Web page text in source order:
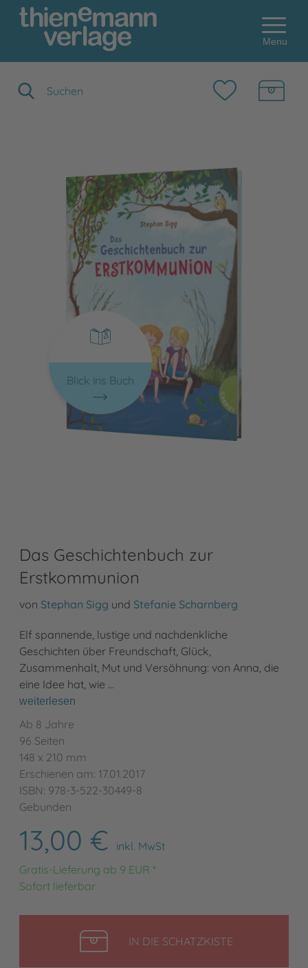
Menu
Blick ins Buch
Das Geschichtenbuch zur
Erstkommunion
von Stephan Sigg und Stefanie Scharnberg
Elf spannende, lustige und nachdenkliche
Geschichten über Freundschaft, Glück,
Zusammenhalt, Mut und Versöhnung: von Anna, die
eine Idee hat, wie …
weiterlesen
Ab 8 Jahre
96 Seiten
148 x 210 mm
Erschienen am: 17.01.2017
ISBN: 978-3-522-30449-8
Gebunden
13,00 €
inkl. MwSt
Gratis-Lieferung ab 9 EUR *
Sofort lieferbar
IN DIE SCHATZKISTELEGEN